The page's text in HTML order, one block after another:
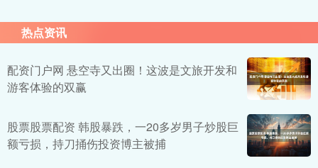
热点资讯
配资门户网 悬空寺又出圈！这波是文旅开发和
游客体验的双赢
股票股票配资 韩股暴跌，一20多岁男子炒股巨
额亏损，持刀捅伤投资博主被捕